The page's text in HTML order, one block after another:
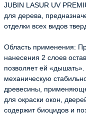
JUBIN LASUR UV
для дерева,
отделки всех видов
Область применения:
нанесения 2 слоев
позволяет ей
механическую
древесины,
для окраски окон,
содержит биоцидов и